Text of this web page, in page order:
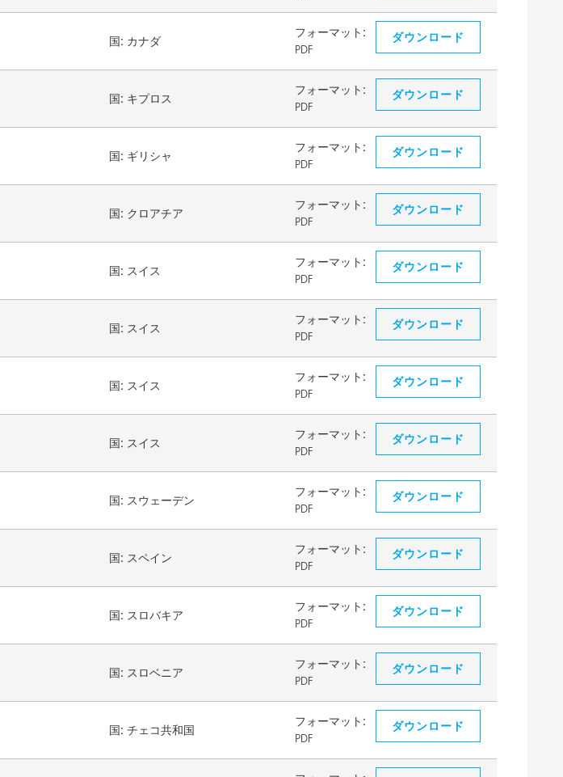
国: カナダ
フォーマット:
PDF
ダウンロード
国: キプロス
フォーマット:
PDF
ダウンロード
国: ギリシャ
フォーマット:
PDF
ダウンロード
国: クロアチア
フォーマット:
PDF
ダウンロード
国: スイス
フォーマット:
PDF
ダウンロード
国: スイス
フォーマット:
PDF
ダウンロード
国: スイス
フォーマット:
PDF
ダウンロード
国: スイス
フォーマット:
PDF
ダウンロード
国: スウェーデン
フォーマット:
PDF
ダウンロード
国: スペイン
フォーマット:
PDF
ダウンロード
国: スロバキア
フォーマット:
PDF
ダウンロード
国: スロベニア
フォーマット:
PDF
ダウンロード
国: チェコ共和国
フォーマット:
PDF
ダウンロード